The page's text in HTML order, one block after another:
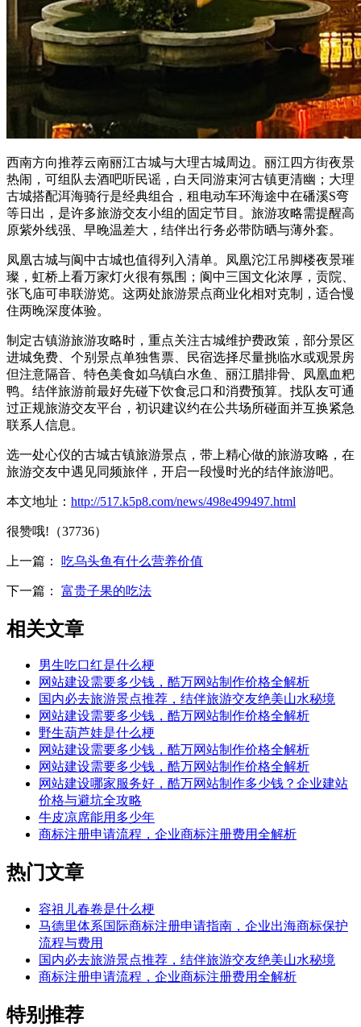
西南方向推荐云南丽江古城与大理古城周边。丽江四方街夜景
热闹，可组队去酒吧听民谣，白天同游束河古镇更清幽；大理
古城搭配洱海骑行是经典组合，租电动车环海途中在磻溪S弯
等日出，是许多旅游交友小组的固定节目。旅游攻略需提醒高
原紫外线强、早晚温差大，结伴出行务必带防晒与薄外套。
凤凰古城与阆中古城也值得列入清单。凤凰沱江吊脚楼夜景璀
璨，虹桥上看万家灯火很有氛围；阆中三国文化浓厚，贡院、
张飞庙可串联游览。这两处旅游景点商业化相对克制，适合慢
住两晚深度体验。
制定古镇游旅游攻略时，重点关注古城维护费政策，部分景区
进城免费、个别景点单独售票、民宿选择尽量挑临水或观景房
但注意隔音、特色美食如乌镇白水鱼、丽江腊排骨、凤凰血粑
鸭。结伴旅游前最好先碰下饮食忌口和消费预算。找队友可通
过正规旅游交友平台，初识建议约在公共场所碰面并互换紧急
联系人信息。
选一处心仪的古城古镇旅游景点，带上精心做的旅游攻略，在
旅游交友中遇见同频旅伴，开启一段慢时光的结伴旅游吧。
本文地址： http://517.k5p8.com/news/498e499497.html
很赞哦!（37736）
上一篇： 吃乌头鱼有什么营养价值
下一篇： 富贵子果的吃法
相关文章
男生吃口红是什么梗
网站建设需要多少钱，酷万网站制作价格全解析
国内必去旅游景点推荐，结伴旅游交友绝美山水秘境
网站建设需要多少钱，酷万网站制作价格全解析
野生葫芦娃是什么梗
网站建设需要多少钱，酷万网站制作价格全解析
网站建设需要多少钱，酷万网站制作价格全解析
网站建设哪家服务好，酷万网站制作多少钱？企业建站
价格与避坑全攻略
牛皮凉席能用多少年
商标注册申请流程，企业商标注册费用全解析
热门文章
容祖儿春卷是什么梗
马德里体系国际商标注册申请指南，企业出海商标保护
流程与费用
国内必去旅游景点推荐，结伴旅游交友绝美山水秘境
商标注册申请流程，企业商标注册费用全解析
特别推荐